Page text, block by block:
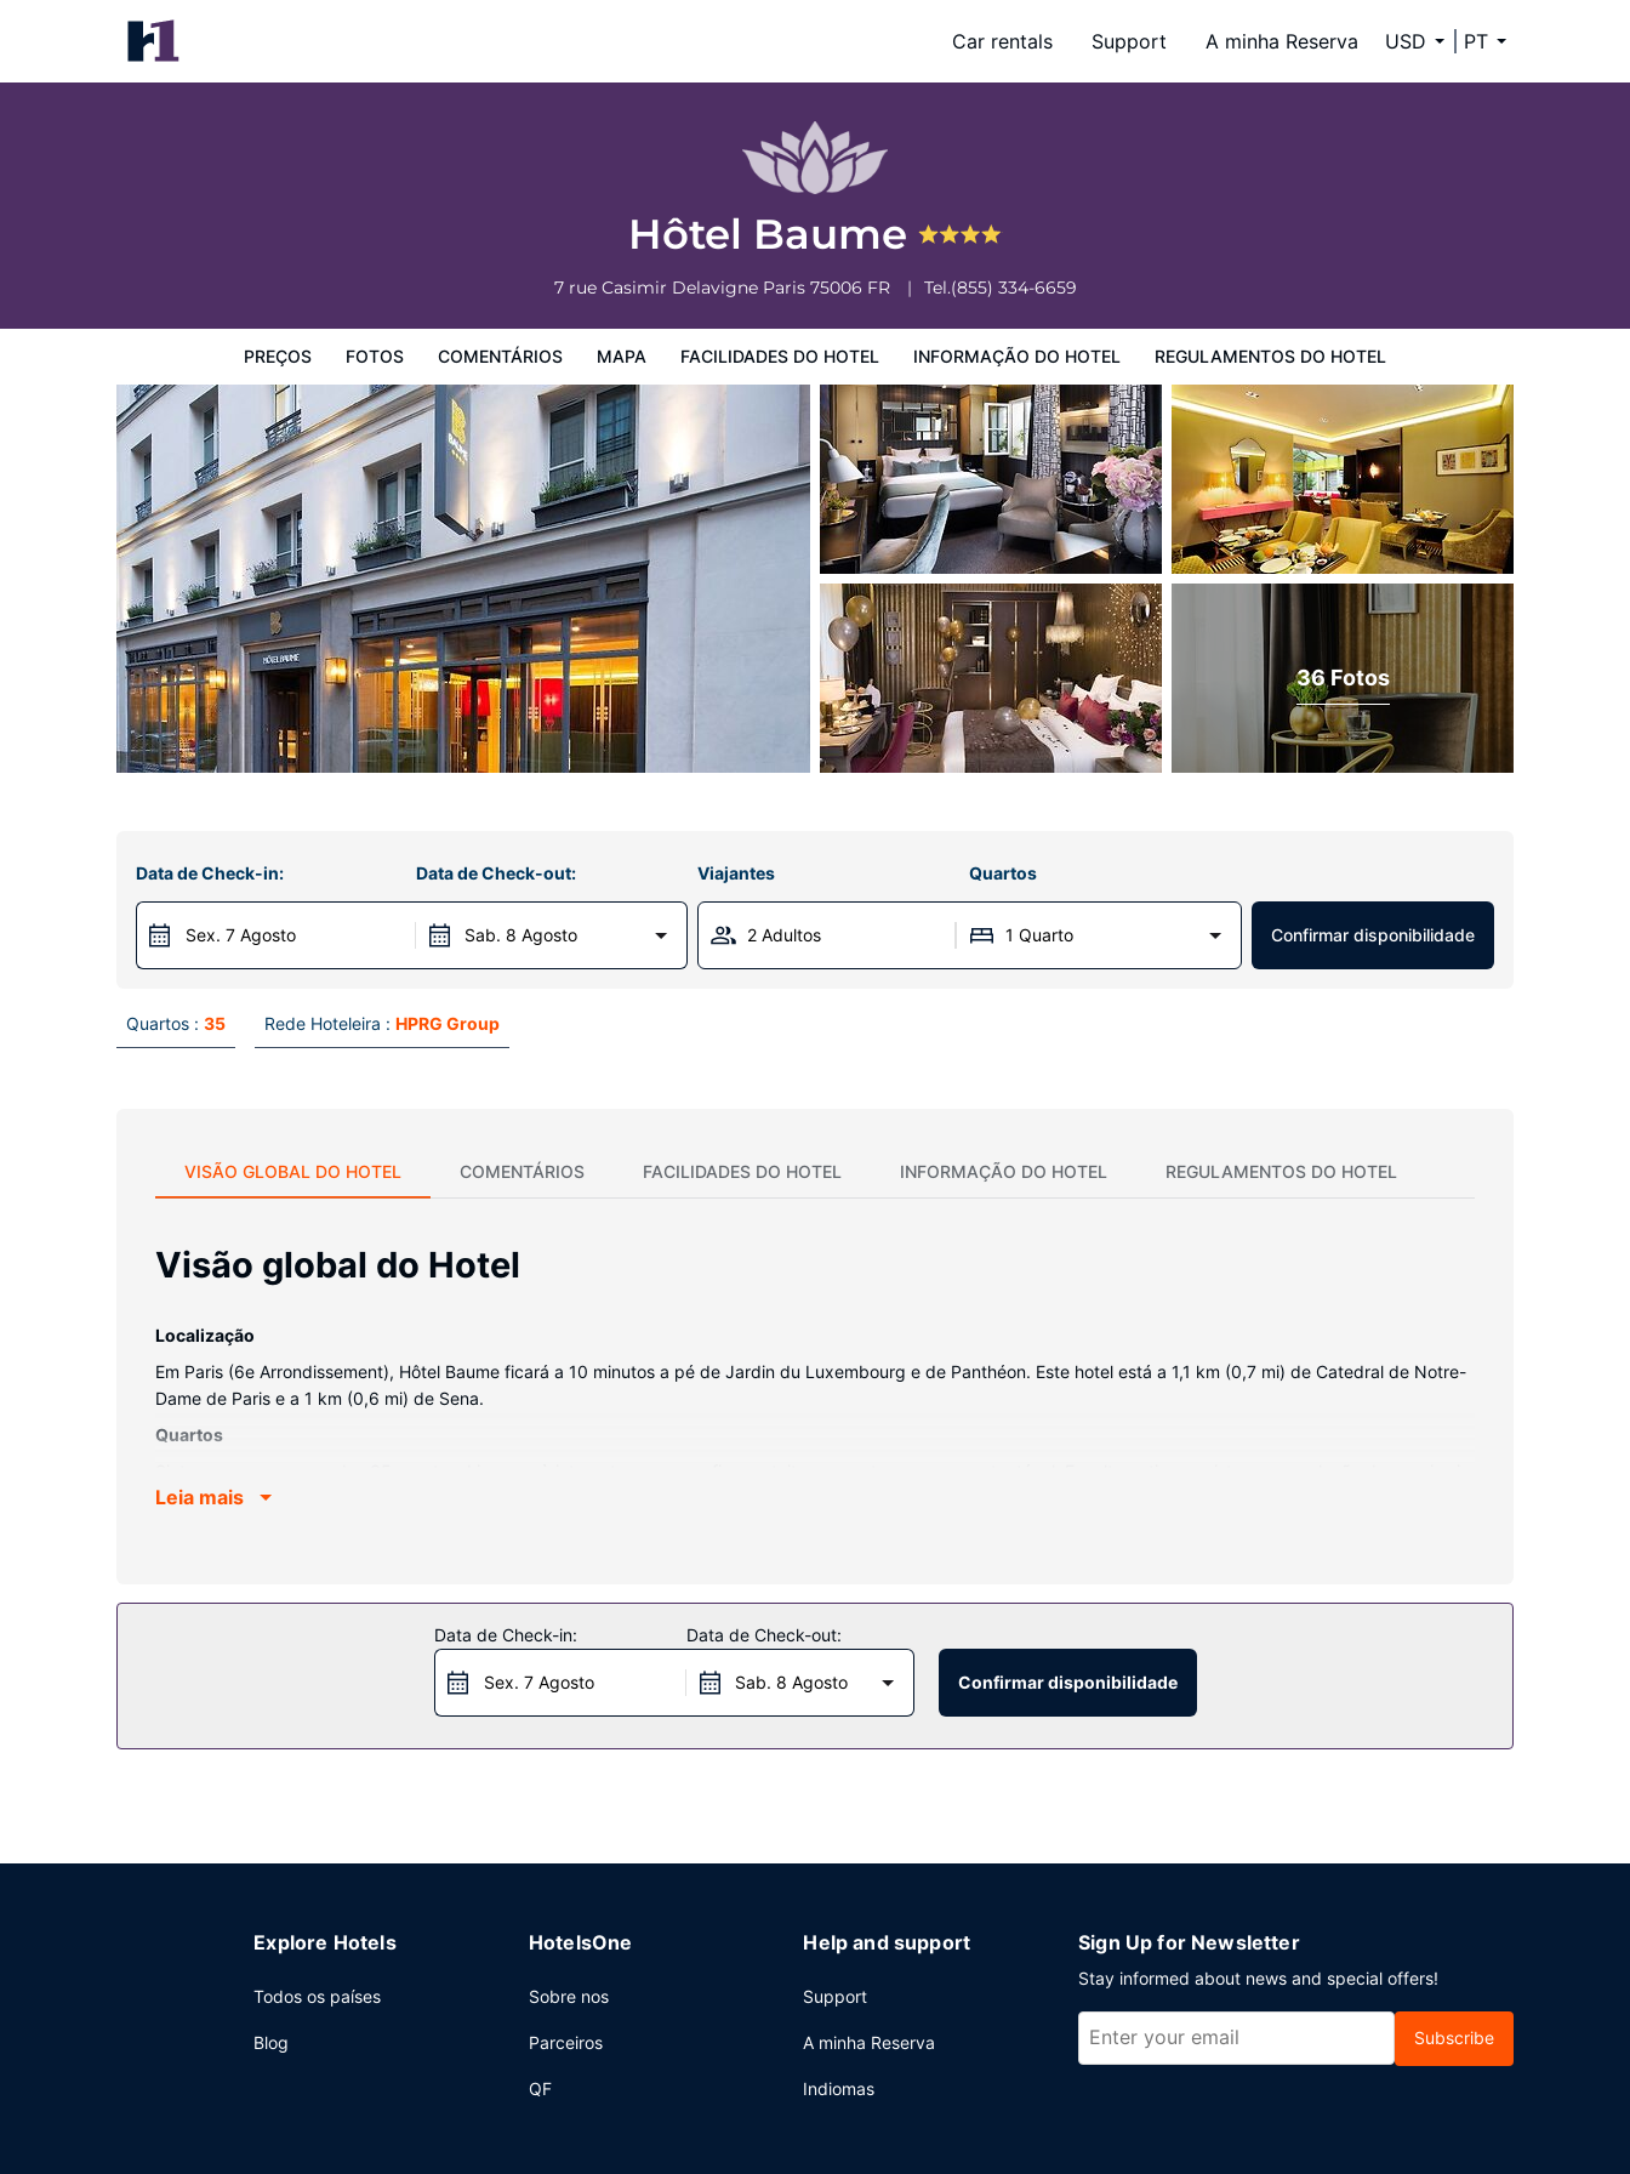
Car rentals Support A minha Reserva USD PT
Hôtel Baume
7 rue Casimir Delavigne Paris 75006 FR Tel.(855) 334-6659
PREÇOS FOTOS COMENTÁRIOS MAPA FACILIDADES DO HOTEL INFORMAÇÃO DO HOTEL REGULAMENTOS DO HOTEL
Hôtel Baume
Preços Regulamentos do Hotel
36 Fotos
Data de Check-in:
Sex. 7 Agosto
Data de Check-out:
Sab. 8 Agosto
Viajantes Quartos
2 Adultos 1 Quarto Confirmar disponibilidade
Quartos : 35 Rede Hoteleira : HPRG Group
VISÃO GLOBAL DO HOTEL COMENTÁRIOS FACILIDADES DO HOTEL INFORMAÇÃO DO HOTEL REGULAMENTOS DO HOTEL
Visão global do Hotel
Localização
Em Paris (6e Arrondissement), Hôtel Baume ficará a 10 minutos a pé de Jardin du Luxembourg e de Panthéon. Este hotel está a 1,1 km (0,7 mi) de Catedral de Notre-
Dame de Paris e a 1 km (0,6 mi) de Sena.
Quartos
satélite. As casas de banho privativas dispõem de um polibã com um chuveiro fixo e artigos de higiene grátis. As comodidades incluem ainda telefone, além de cofres
também entre o leque de comodidades deste hotel de estilo Art Déco.
Encontrará várias opções para petiscar ou saborear uma refeição ligeira neste hotel, incluindo snack-bar/pastelaria e serviço de quarto 24 horas. Peça o seu cocktail
favorito no bar/lounge. O hotel serve pequenos-almoços tipo inglês diariamente entre as 7:00 e as 10:30 mediante uma sobretaxa.
Leia mais
Data de Check-in:
Sex. 7 Agosto
Data de Check-out:
Sab. 8 Agosto Confirmar disponibilidade
Explore Hotels
Todos os países
Blog
HotelsOne
Sobre nos
Parceiros
QF
Help and support
Support
A minha Reserva
Indiomas
Sign Up for Newsletter
Stay informed about news and special offers!
Subscribe